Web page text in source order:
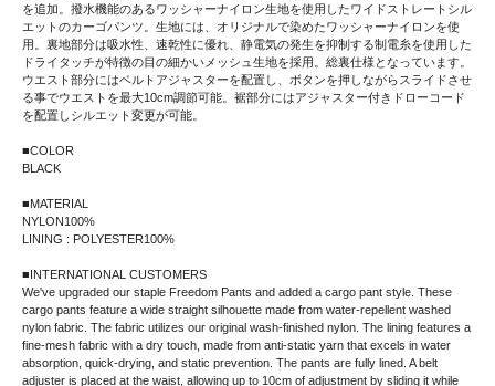
を追加。撥水機能のあるワッシャーナイロン生地を使用したワイドストレートシル
エットのカーゴパンツ。生地には、オリジナルで染めたワッシャーナイロンを使
用。裏地部分は吸水性、速乾性に優れ、静電気の発生を抑制する制電糸を使用した
ドライタッチが特徴の目の細かいメッシュ生地を採用。総裏仕様となっています。
ウエスト部分にはベルトアジャスターを配置し、ボタンを押しながらスライドさせ
る事でウエストを最大10cm調節可能。裾部分にはアジャスター付きドローコード
を配置しシルエット変更が可能。
■COLOR
BLACK
■MATERIAL
NYLON100%
LINING : POLYESTER100%
■INTERNATIONAL CUSTOMERS
We've upgraded our staple Freedom Pants and added a cargo pant style. These
cargo pants feature a wide straight silhouette made from water-repellent washed
nylon fabric. The fabric utilizes our original wash-finished nylon. The lining features a
fine-mesh fabric with a dry touch, made from anti-static yarn that excels in water
absorption, quick-drying, and static prevention. The pants are fully lined. A belt
adjuster is placed at the waist, allowing up to 10cm of adjustment by sliding it while